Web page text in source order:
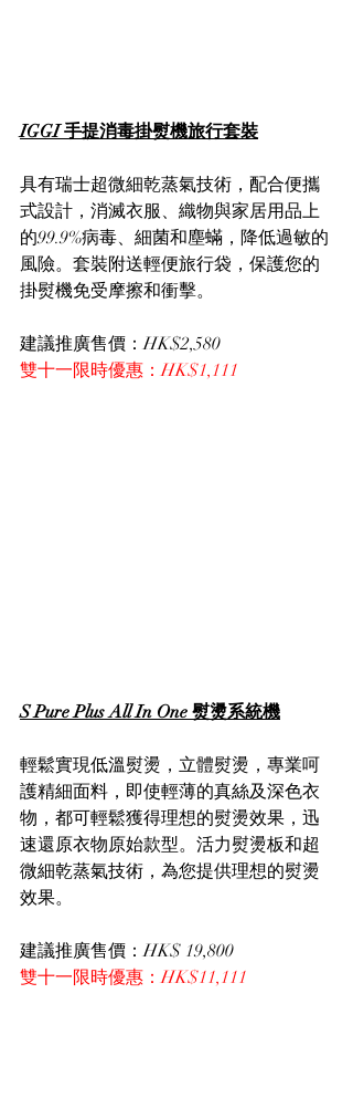
IGGI 手提消毒掛熨機旅行套裝
具有瑞士超微細乾蒸氣技術，配合便攜
式設計，消滅衣服、織物與家居用品上
的99.9%病毒、細菌和塵蟎，降低過敏的
風險。套裝附送輕便旅行袋，保護您的
掛熨機免受摩擦和衝擊。
建議推廣售價：HK$2,580
雙十一限時優惠：HK$1,111
S Pure Plus All In One 熨燙系統機
輕鬆實現低溫熨燙，立體熨燙，專業呵
護精細面料，即使輕薄的真絲及深色衣
物，都可輕鬆獲得理想的熨燙效果，迅
速還原衣物原始款型。活力熨燙板和超
微細乾蒸氣技術，為您提供理想的熨燙
效果。
建議推廣售價：HK$ 19,800
雙十一限時優惠：HK$11,111